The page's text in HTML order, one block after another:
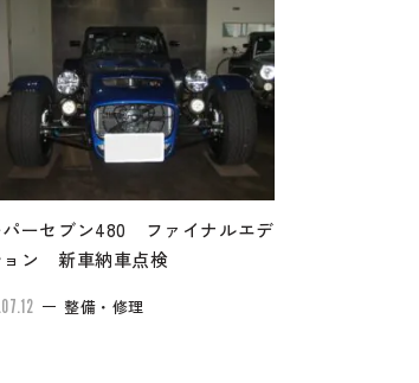
パーセブン480 ファイナルエデ
ョン 新車納車点検
整備・修理